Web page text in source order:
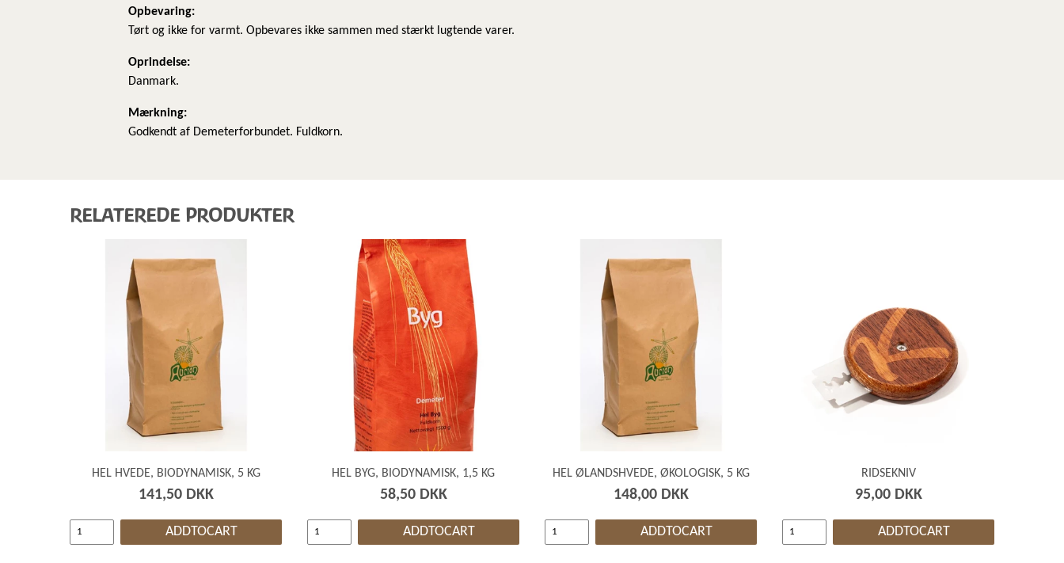
​Opbevaring:
Tørt og ikke for varmt. Opbevares ikke sammen med stærkt lugtende varer.
Oprindelse:
Danmark.
Mærkning:
Godkendt af Demeterforbundet. Fuldkorn.
RELATEREDE PRODUKTER
HEL HVEDE, BIODYNAMISK, 5 KG
141,50 DKK
ADDTOCART
HEL BYG, BIODYNAMISK, 1,5 KG
58,50 DKK
ADDTOCART
HEL ØLANDSHVEDE, ØKOLOGISK, 5 KG
148,00 DKK
ADDTOCART
RIDSEKNIV
95,00 DKK
ADDTOCART